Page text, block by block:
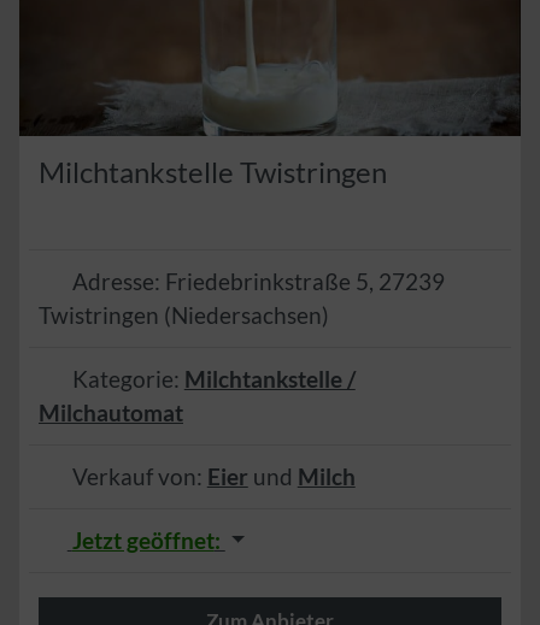
Milchtankstelle Twistringen
Adresse: Friedebrinkstraße 5 27239
Twistringen (Niedersachsen)
Kategorie: Milchtankstelle /
Milchautomat
Verkauf von: Eier und Milch
Jetzt geöffnet: